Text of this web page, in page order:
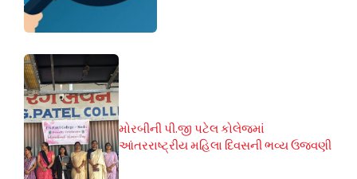
મોરબીની પી.જી પટેલ કોલેજમાં
આંતરરાષ્ટ્રીય મહિલા દિવસની ભવ્ય ઉજવણી